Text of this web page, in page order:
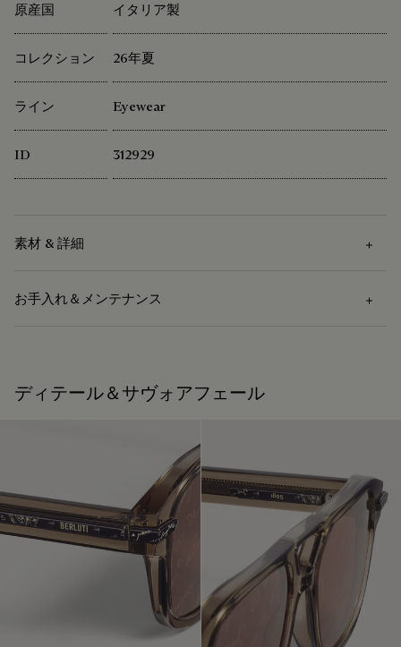
原産国
イタリア製
コレクション 26年夏
ライン Eyewear
ID 312929
素材 & 詳細
ベルルッティは、持続可能な原材料の使用を重視していま
私たちの素材の起源を探る
パッケージ
ベルルッティは、持続可能なリサイクル素材を使用し、化石
燃料由来のバージンプラスチックは使用していない、環境に
配慮したパッケージを重視しています。
私たちのコミットメント
お手入れ＆メンテナンス
靴職人であり靴の修理職人でもあったアレッサンドロ・ベル
ルッティが創業したメゾン ベルルッティは、循環性を重視し
ています。メゾンにとって、お客様の意に沿って商品が長く
愛されるよう、お手入れや修理をすることほど普通なことは
ありません。 シューズからレザーグッズ、プレタポルテま
で、メゾンのアトリエは製品を美しい状態で可能な限り長く
身に着けていただけるよう、各種サービスを取り揃えていま
ディテール＆サヴォアフェール